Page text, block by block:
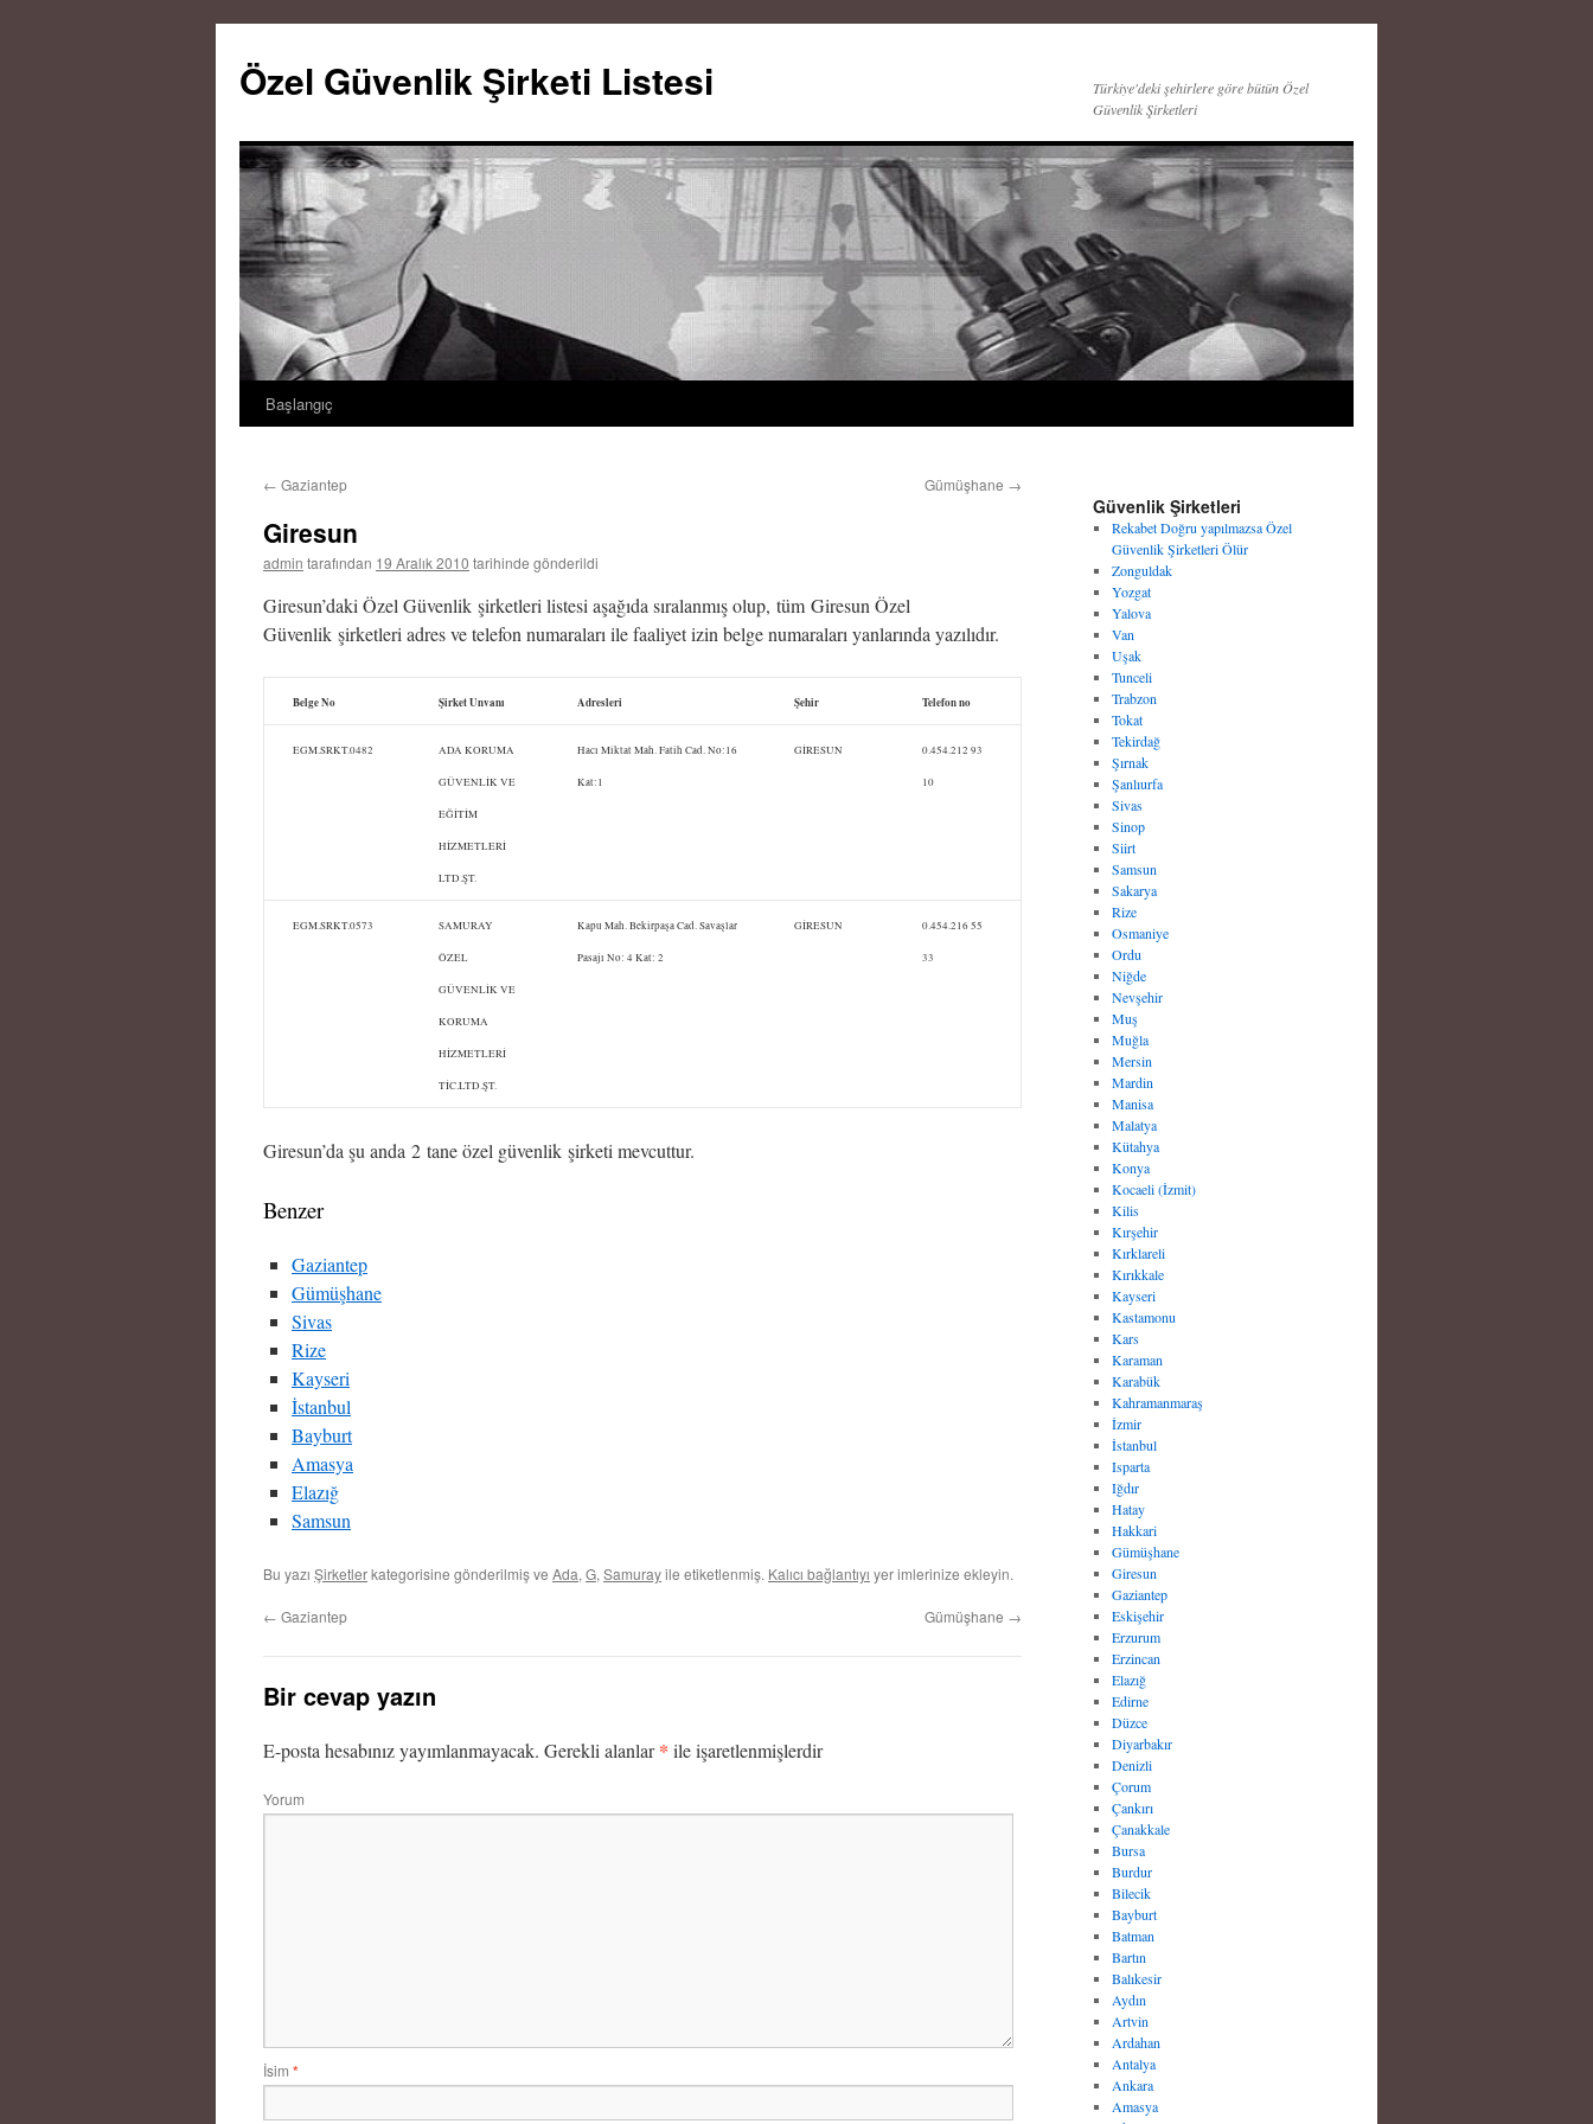
Özel Güvenlik Şirketi Listesi
Türkiye'deki şehirlere göre bütün Özel
Güvenlik Şirketleri
İçeriğe
Başlangıç
← Gaziantep Gümüşhane →
Giresun
admin tarafından 19 Aralık 2010 tarihinde gönderildi
Giresun’daki Özel Güvenlik şirketleri listesi aşağıda sıralanmış olup, tüm Giresun Özel
Güvenlik şirketleri adres ve telefon numaraları ile faaliyet izin belge numaraları yanlarında yazılıdır.
Belge No Şirket Unvanı Adresleri Şehir Telefon no
EGM.SRKT.0482 ADA KORUMA
GÜVENLİK VE
EĞİTİM
HİZMETLERİ
LTD.ŞT.
Hacı Miktat Mah. Fatih Cad. No:16
Kat:1
GİRESUN 0.454.212 93
10
EGM.SRKT.0573 SAMURAY
ÖZEL
GÜVENLİK VE
KORUMA
HİZMETLERİ
TİC.LTD.ŞT.
Kapu Mah. Bekirpaşa Cad. Savaşlar
Pasajı No: 4 Kat: 2
GİRESUN 0.454.216 55
33
Giresun’da şu anda 2 tane özel güvenlik şirketi mevcuttur.
Benzer
Gaziantep
Gümüşhane
Sivas
Rize
Kayseri
İstanbul
Bayburt
Amasya
Elazığ
Samsun
Bu yazı Şirketlerkategorisine gönderilmiş ve Ada, G, Samurayile etiketlenmiş. Kalıcı bağlantıyı yer imlerinize ekleyin.
← Gaziantep Gümüşhane →
Bir cevap yazın
E-posta hesabınız yayımlanmayacak. Gerekli alanlar* ile işaretlenmişlerdir
Yorum
İsim *
Güvenlik Şirketleri
Rekabet Doğru yapılmazsa Özel
Güvenlik Şirketleri Ölür
Zonguldak
Yozgat
Yalova
Van
Uşak
Tunceli
Trabzon
Tokat
Tekirdağ
Şırnak
Şanlıurfa
Sivas
Sinop
Siirt
Samsun
Sakarya
Rize
Osmaniye
Ordu
Niğde
Nevşehir
Muş
Muğla
Mersin
Mardin
Manisa
Malatya
Kütahya
Konya
Kocaeli (İzmit)
Kilis
Kırşehir
Kırklareli
Kırıkkale
Kayseri
Kastamonu
Kars
Karaman
Karabük
Kahramanmaraş
İzmir
İstanbul
Isparta
Iğdır
Hatay
Hakkari
Gümüşhane
Giresun
Gaziantep
Eskişehir
Erzurum
Erzincan
Elazığ
Edirne
Düzce
Diyarbakır
Denizli
Çorum
Çankırı
Çanakkale
Bursa
Burdur
Bilecik
Bayburt
Batman
Bartın
Balıkesir
Aydın
Artvin
Ardahan
Antalya
Ankara
Amasya